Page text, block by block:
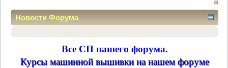
Новости Форума
Все СП нашего форума.
Курсы машинной вышивки на нашем форуме